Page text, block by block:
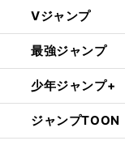
Vジャンプ
最強ジャンプ
少年ジャンプ+
ジャンプTOON